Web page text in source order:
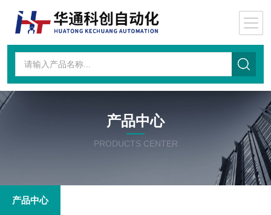
产品中心
PRODUCTS CENTER
产品中心